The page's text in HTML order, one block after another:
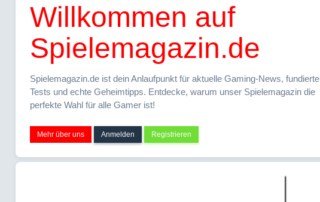
Willkommen auf
Spielemagazin.de
Spielemagazin.de ist dein Anlaufpunkt für aktuelle Gaming-News, fundierte
Tests und echte Geheimtipps. Entdecke, warum unser Spielemagazin die
perfekte Wahl für alle Gamer ist!
Mehr über uns Anmelden Registrieren